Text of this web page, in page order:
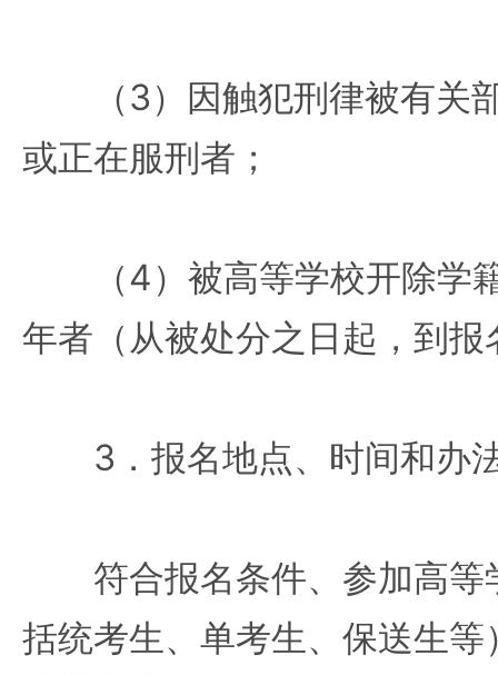
（3）因触犯刑律被有关
或正在服刑者；
（4）被高等学校开除学
年者（从被处分之日起，到
3．报名地点、时间和办
符合报名条件、参加高等
括统考生、单考生、保送生